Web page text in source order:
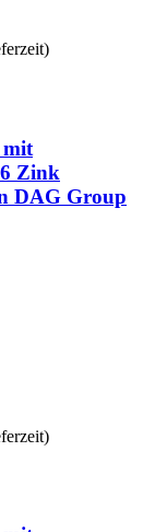
mit
Zink
DAG Group